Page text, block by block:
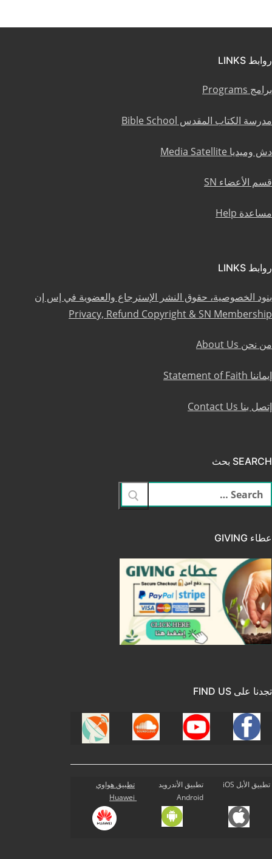
روابط LINKS
برامج Programs
مدرسة الكتاب المقدس Bible School
دش وميديا Media Satellite
قسم الأعضاء SN
مساعدة Help
روابط LINKS
بنود الخصوصية، حقوق النشر الإسترجاع والعضوية في إس إن
Privacy, Refund Copyright & SN Membership
من نحن About Us
إيماننا Statement of Faith
إتصل بنا Contact Us
SEARCH بحث
البحث
عن:
عطاء GIVING
تجدنا على FIND US
تطبيق الأبل iOS
تطبيق الأندرويد
Android
تطبيق هواوي